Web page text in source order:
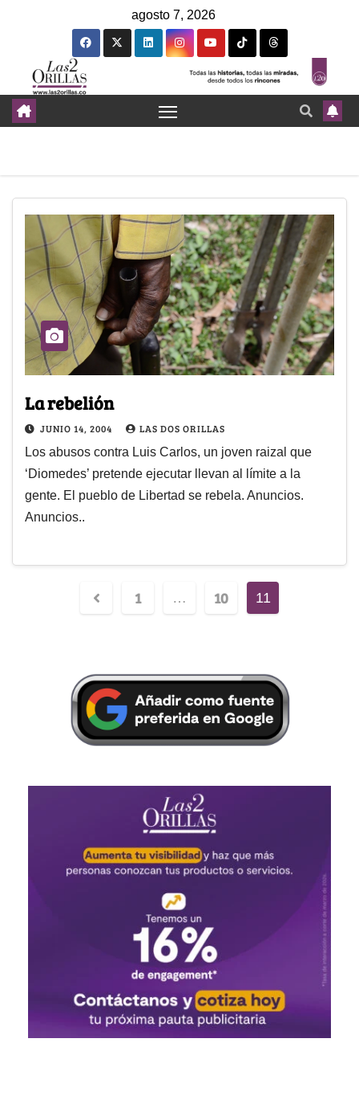
agosto 7, 2026
La rebelión
JUNIO 14, 2004 LAS DOS ORILLAS
Los abusos contra Luis Carlos, un joven raizal que
‘Diomedes’ pretende ejecutar llevan al límite a la
gente. El pueblo de Libertad se rebela. Anuncios.
Anuncios..
1 … 10 11